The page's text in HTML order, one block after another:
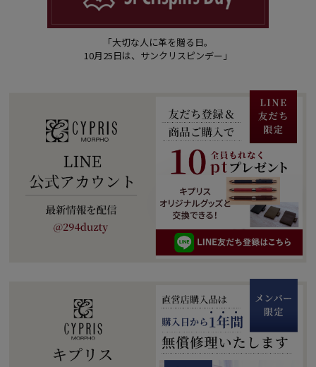
「大切な人に革を贈る日。
10月25日は、サンクリスピンデー」